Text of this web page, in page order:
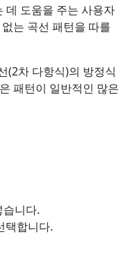
데 도움을 주는 사용자
는 곡선 패턴을 따를
(2차 다항식)의 방정식
패턴이 일반적인 많은
니다.
택합니다.